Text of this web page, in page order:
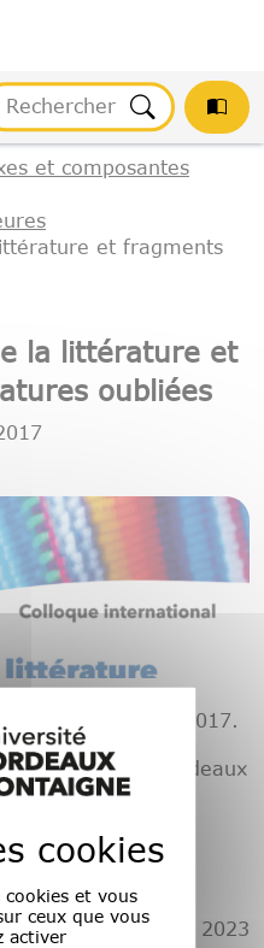
et composantes
et fragments
la littérature et
oubliées
6 et 7 avril 2017.
Université Bordeaux
Publié le 9 juin 2023
cookies
et vous
ceux que vous
activer